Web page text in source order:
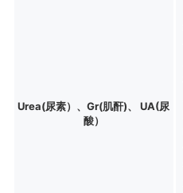
Urea(尿素）、Gr(肌酐)、 UA(尿
酸）